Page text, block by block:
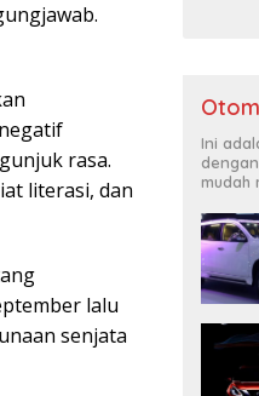
rasa.
literasi, dan
lalu
senjata
Ini
mudah